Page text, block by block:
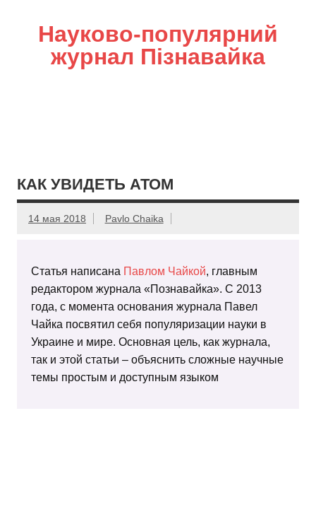
Науково-популярний
журнал Пізнавайка
КАК УВИДЕТЬ АТОМ
14 мая 2018 Pavlo Chaika
Статья написана Павлом Чайкой, главным
редактором журнала «Познавайка». С 2013
года, с момента основания журнала Павел
Чайка посвятил себя популяризации науки в
Украине и мире. Основная цель, как журнала,
так и этой статьи – объяснить сложные научные
темы простым и доступным языком